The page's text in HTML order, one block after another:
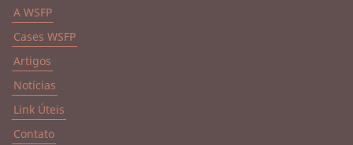
A WSFP
Cases WSFP
Artigos
Notícias
Link Úteis
Contato